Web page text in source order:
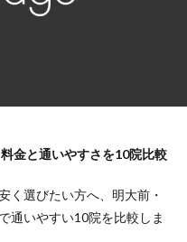
金と通いやすさを10院比較
く選びたい方へ、明大前・
通いやすい10院を比較しま